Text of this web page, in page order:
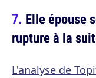
Elle épouse
rupture à la
L'analyse de